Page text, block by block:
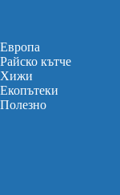
Европа
Райско кътче
Хижи
Екопътеки
Полезно